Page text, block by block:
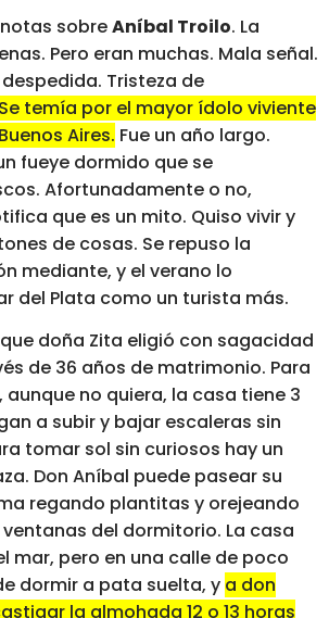
notas sobreAníbal Troilo. La
Pero eran muchas. Mala señal.
Tristeza de
Se temía por el mayor ídolo viviente
Aires. Fue un año largo.
fueye dormido que se
Afortunadamente o no,
que es un mito. Quiso vivir y
de cosas. Se repuso la
mediante, y el verano lo
del Plata como un turista más.
doña Zita eligió con sagacidad
de 36 años de matrimonio. Para
no quiera, la casa tiene 3
a subir y bajar escaleras sin
tomar sol sin curiosos hay un
Don Aníbal puede pasear su
regando plantitas y orejeando
del dormitorio. La casa
mar, pero en una calle de poco
dormir a pata suelta, y a don
la almohada 12 o 13 horas